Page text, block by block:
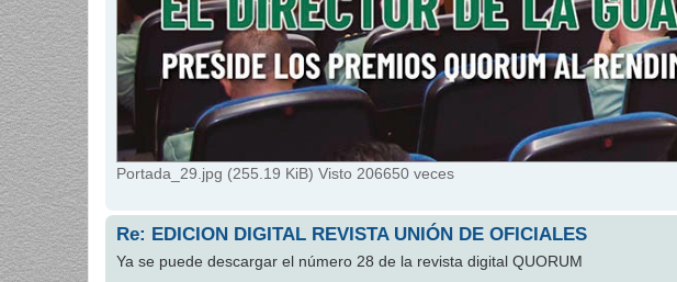
Portada_29.jpg (255.19 KiB) Visto 206650 veces
Re: EDICION DIGITAL REVISTA UNIÓN DE OFICIALES
Ya se puede descargar el número 28 de la revista digital QUORUM